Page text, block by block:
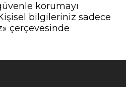
korumayı
bilgileriniz sadece
çerçevesinde